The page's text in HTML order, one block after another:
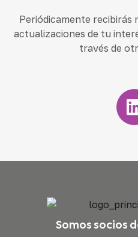
Periódicamente recibirás
actualizaciones de tu
través de
Somos socios